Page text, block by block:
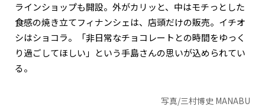
ラインショップも開設。外がカリッと、中はモチっとした
食感の焼き立てフィナンシェは、店頭だけの販売。イチオ
シはショコラ。「非日常なチョコレートとの時間をゆっく
り過ごしてほしい」という手島さんの思いが込められてい
る。
写真/三村博史 MANABU